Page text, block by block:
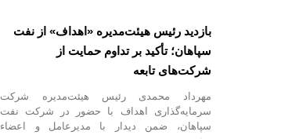
بازدید رئیس هیئت‌مدیره «اهداف» از نفت
سپاهان؛ تأکید بر تداوم حمایت از
شرکت‌های تابعه
مهرداد محمدی رئیس هیئت‌مدیره شرکت
سرمایه‌گذاری اهداف با حضور در شرکت نفت
سپاهان، ضمن دیدار با مدیرعامل و اعضاء